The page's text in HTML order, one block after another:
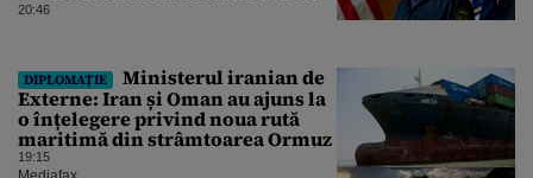
20:46
DIPLOMAȚIE
Ministerul iranian de
Externe: Iran și Oman au ajuns la
o înțelegere privind noua rută
maritimă din strâmtoarea Ormuz
19:15